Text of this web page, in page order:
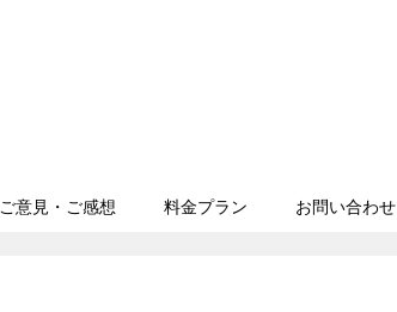
ご意見・ご感想 料金プラン お問い合わせ